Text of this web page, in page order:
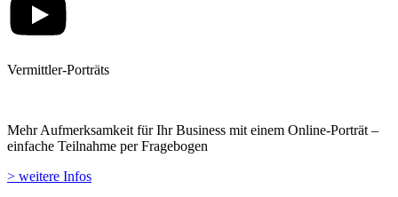
Vermittler-Porträts
Mehr Aufmerksamkeit für Ihr Business mit einem Online-Porträt –
einfache Teilnahme per Fragebogen
> weitere Infos